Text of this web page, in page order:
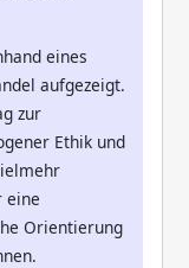
eines
aufgezeigt.
zur
Ethik und
eine
Orientierung